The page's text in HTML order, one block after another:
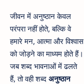
जीवन में अनुष्ठान केवल
परंपरा नहीं होते, बल्कि वे
हमारे मन, आत्मा और विश्वास
को जोड़ने का माध्यम होते हैं।
जब शब्द भावनाओं में ढलते
हैं, तो वही शब्द अनुष्ठान